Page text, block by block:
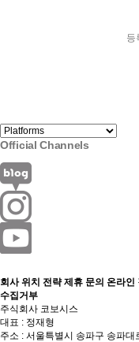
등
Official Channels
회사 위치 전략 제휴 문의 온라인
수집거부
주식회사 코보시스
대표 : 정재형
주소 : 서울특별시 송파구 송파